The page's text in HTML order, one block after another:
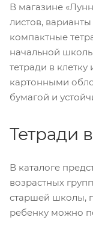
В магазине
листов,
компактные
начальной
тетради в
картонными
бумагой и
Тетради
В каталоге
возрастных
старшей школы,
ребенку можно